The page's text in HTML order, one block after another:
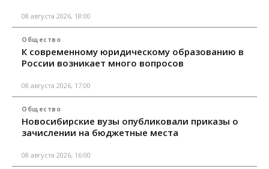
08 августа 2026, 18:00
Общество
К современному юридическому образованию в
России возникает много вопросов
08 августа 2026, 17:00
Общество
Новосибирские вузы опубликовали приказы о
зачислении на бюджетные места
08 августа 2026, 16:00